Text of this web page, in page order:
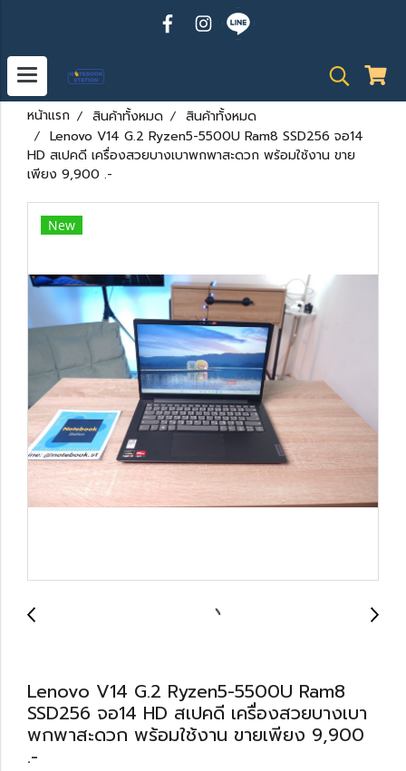
หน้าแรก สินค้าทั้งหมด
สินค้าทั้งหมด
Lenovo V14 G.2 Ryzen5-5500U Ram8 SSD256 จอ14
HD สเปคดี เครื่องสวยบางเบาพกพาสะดวก พร้อมใช้งาน ขาย
เพียง 9,900 .-
New
Lenovo V14 G.2 Ryzen5-5500U Ram8
SSD256 จอ14 HD สเปคดี เครื่องสวยบางเบา
พกพาสะดวก พร้อมใช้งาน ขายเพียง 9,900
.-